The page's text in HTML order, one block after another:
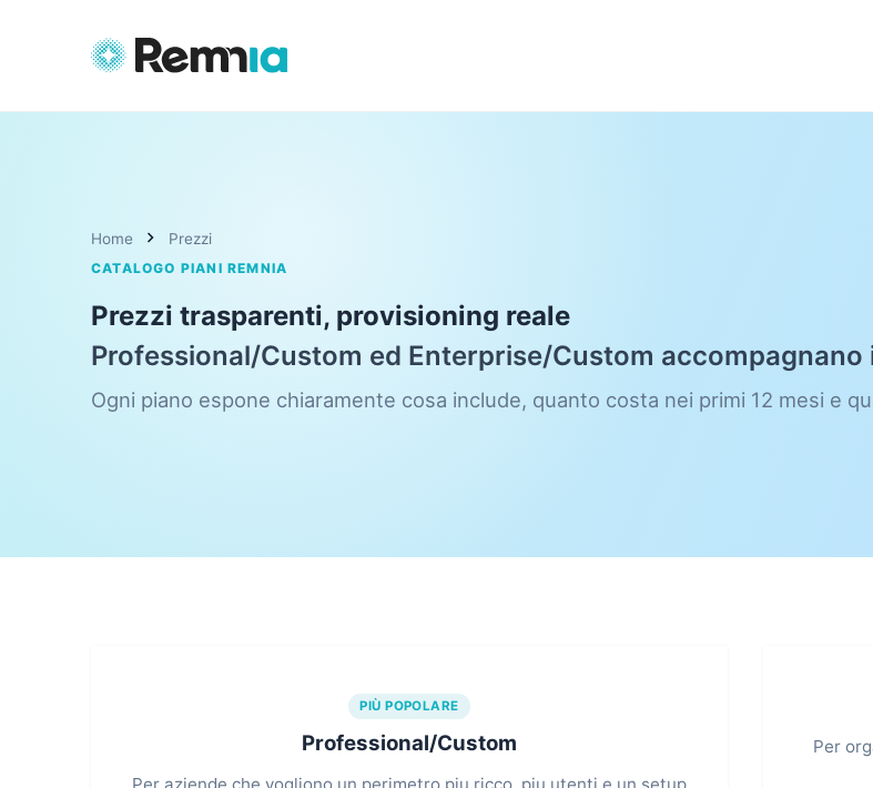
Home chevron_right Prezzi
CATALOGO PIANI REMNIA
Prezzi trasparenti, provisioning reale
Professional/Custom ed Enterprise/Custom
Ogni piano espone chiaramente cosa include, quanto costa nei primi 12 mesi e
PIÙ POPOLARE
Professional/Custom
Per